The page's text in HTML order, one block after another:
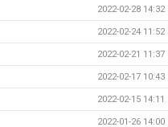
2022-02-28 14:32
2022-02-24 11:52
2022-02-21 11:37
2022-02-17 10:43
2022-02-15 14:11
2022-01-26 14:00